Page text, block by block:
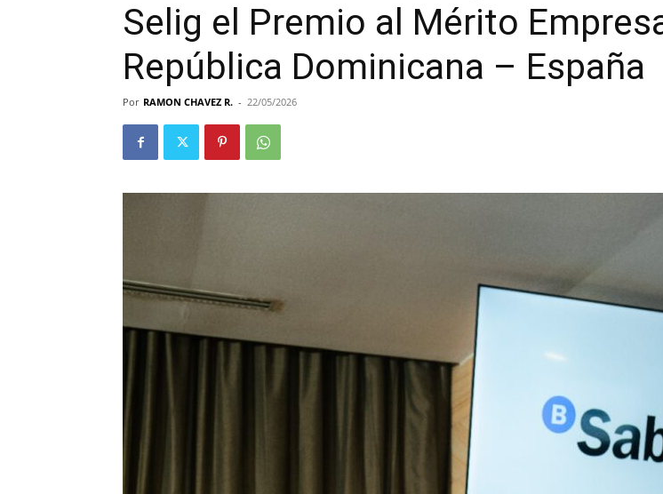
Selig el Premio al Mérito
República Dominicana – España
Por RAMON CHAVEZ R. - 22/05/2026